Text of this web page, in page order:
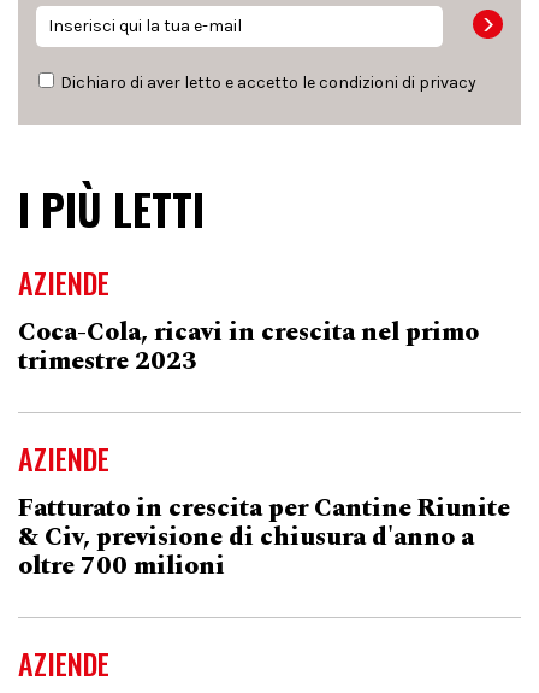
Dichiaro di aver letto e accetto le condizioni di privacy
I PIÙ LETTI
AZIENDE
Coca-Cola, ricavi in crescita nel primo
trimestre 2023
AZIENDE
Fatturato in crescita per Cantine Riunite
& Civ, previsione di chiusura d'anno a
oltre 700 milioni
AZIENDE